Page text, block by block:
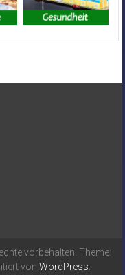
vorbehalten. Theme:
von WordPress